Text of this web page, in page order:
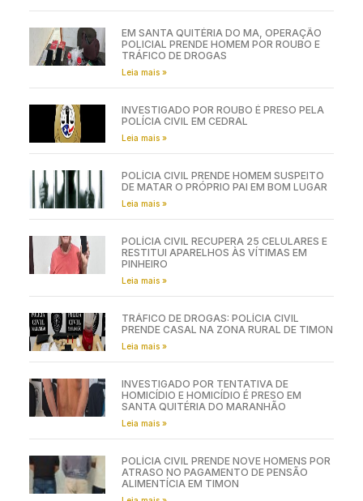
EM SANTA QUITÉRIA DO MA, OPERAÇÃO
POLICIAL PRENDE HOMEM POR ROUBO E
TRÁFICO DE DROGAS
Leia mais »
INVESTIGADO POR ROUBO É PRESO PELA
POLÍCIA CIVIL EM CEDRAL
Leia mais »
POLÍCIA CIVIL PRENDE HOMEM SUSPEITO
DE MATAR O PRÓPRIO PAI EM BOM LUGAR
Leia mais »
POLÍCIA CIVIL RECUPERA 25 CELULARES E
RESTITUI APARELHOS ÀS VÍTIMAS EM
PINHEIRO
Leia mais »
TRÁFICO DE DROGAS: POLÍCIA CIVIL
PRENDE CASAL NA ZONA RURAL DE TIMON
Leia mais »
INVESTIGADO POR TENTATIVA DE
HOMICÍDIO E HOMICÍDIO É PRESO EM
SANTA QUITÉRIA DO MARANHÃO
Leia mais »
POLÍCIA CIVIL PRENDE NOVE HOMENS POR
ATRASO NO PAGAMENTO DE PENSÃO
ALIMENTÍCIA EM TIMON